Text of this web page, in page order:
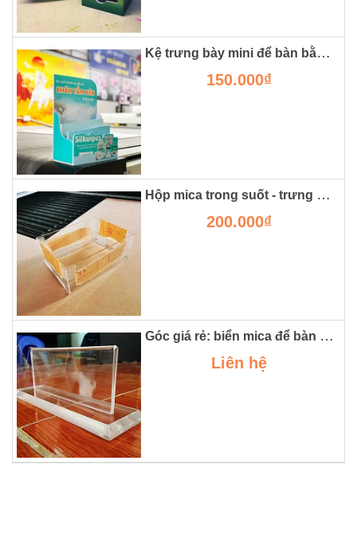
Kệ trưng bày mini để bàn bằng formex
150.000₫
Hộp mica trong suốt - trưng bày sản phẩm một cách tinh tế và ấn tượng
200.000₫
Góc giá rẻ: biển mica để bàn - nhỏ nhưng có võ
Liên hệ